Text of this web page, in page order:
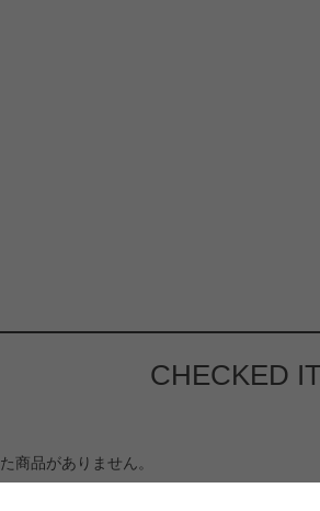
CHECKED
商品がありません。